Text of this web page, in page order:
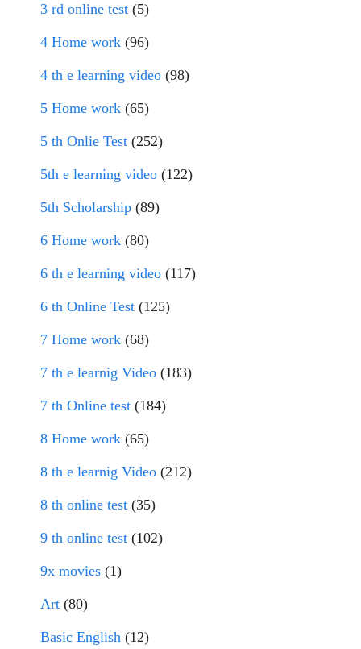
3 rd online test (5)
4 Home work (96)
4 th e learning video (98)
5 Home work (65)
5 th Onlie Test (252)
5th e learning video (122)
5th Scholarship (89)
6 Home work (80)
6 th e learning video (117)
6 th Online Test (125)
7 Home work (68)
7 th e learnig Video (183)
7 th Online test (184)
8 Home work (65)
8 th e learnig Video (212)
8 th online test (35)
9 th online test (102)
9x movies (1)
Art (80)
Basic English (12)